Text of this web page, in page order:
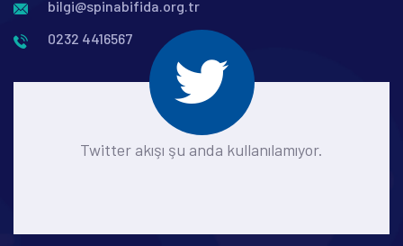
bilgi@spinabifida.org.tr
0232 4416567
Twitter akışı şu anda kullanılamıyor.